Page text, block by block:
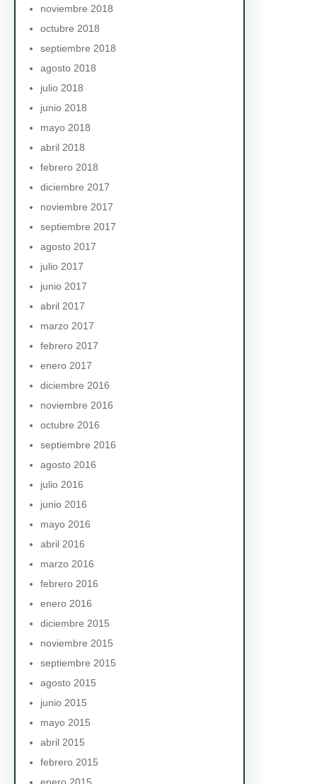
noviembre 2018
octubre 2018
septiembre 2018
agosto 2018
julio 2018
junio 2018
mayo 2018
abril 2018
febrero 2018
diciembre 2017
noviembre 2017
septiembre 2017
agosto 2017
julio 2017
junio 2017
abril 2017
marzo 2017
febrero 2017
enero 2017
diciembre 2016
noviembre 2016
octubre 2016
septiembre 2016
agosto 2016
julio 2016
junio 2016
mayo 2016
abril 2016
marzo 2016
febrero 2016
enero 2016
diciembre 2015
noviembre 2015
septiembre 2015
agosto 2015
junio 2015
mayo 2015
abril 2015
febrero 2015